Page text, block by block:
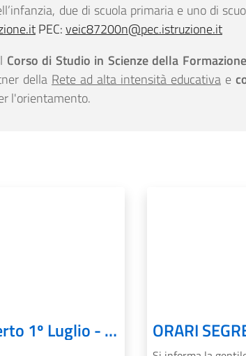
due di scuola primaria e uno di
PEC:veic87200n@pec.istruzione.it
Corso di Studio in Scienze della
della Rete ad alta intensità educativa e
l'orientamento.
Annullamento Concerto 1º Luglio - Marghera Estate 2026 ORARI